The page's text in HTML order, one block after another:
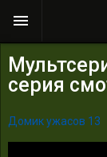
серия
Домик ужасов 13